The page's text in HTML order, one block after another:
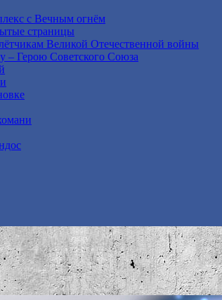
с Вечным огнём
страницы
Великой Отечественной войны
– Герою Советского Союза